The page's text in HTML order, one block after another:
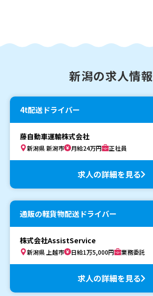
新潟の求人情報
4t配送ドライバー
藤自動車運輸株式会社
新潟県 新潟市 月給24万円 正社員
求人の詳細を見る
通販の軽貨物配送ドライバー
株式会社AssistService
新潟県 上越市 日給1万5,000円 業務委託
求人の詳細を見る